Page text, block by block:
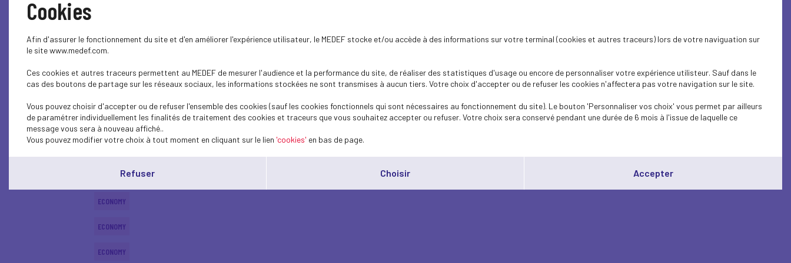
ECONOMY
ECONOMY
ECONOMY
ECONOMY
ECONOMY
ECONOMY
ECONOMY
Cookies
Afin d'assurer le fonctionnement du site et d'en améliorer l'expérience utilisateur, le MEDEF stocke et/ou accède à des informations sur votre terminal (cookies et autres traceurs) lors de votre naviguation sur
le site www.medef.com.
Ces cookies et autres traceurs permettent au MEDEF de mesurer l'audience et la performance du site, de réaliser des statistiques d'usage ou encore de personnaliser votre expérience utilisteur. Sauf dans le
cas des boutons de partage sur les réseaux sociaux, les informations stockées ne sont transmises à aucun tiers. Votre choix d'accepter ou de refuser les cookies n'affectera pas votre navigation sur le site.
Vous pouvez choisir d'accepter ou de refuser l'ensemble des cookies (sauf les cookies fonctionnels qui sont nécessaires au fonctionnement du site). Le bouton 'Personnaliser vos choix' vous permet par ailleurs
de paramétrer individuellement les finalités de traitement des cookies et traceurs que vous souhaitez accepter ou refuser. Votre choix sera conservé pendant une durée de 6 mois à l'issue de laquelle ce
message vous sera à nouveau affiché..
Vous pouvez modifier votre choix à tout moment en cliquant sur le lien 'cookies' en bas de page.
Refuser Choisir Accepter